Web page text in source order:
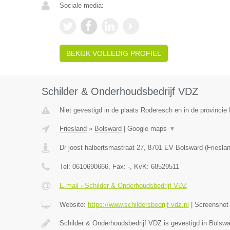
Sociale media:
BEKIJK VOLLEDIG PROFIEL
Schilder & Onderhoudsbedrijf VDZ
Niet gevestigd in de plaats Roderesch en in de provincie
Friesland » Bolsward Google maps ▼
Dr joost halbertsmastraat 27, 8701 EV Bolsward (
Tel: 0610690666, Fax: -, KvK: 68529511
E-mail › Schilder & Onderhoudsbedrijf VDZ
Website: https://www.schildersbedrijf-vdz.nl Screenshot
Schilder & Onderhoudsbedrijf VDZ is gevestigd in